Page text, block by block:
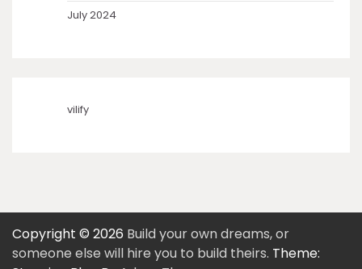
July 2024
vilify
Copyright © 2026 Build your own dreams, or
someone else will hire you to build theirs. Theme: